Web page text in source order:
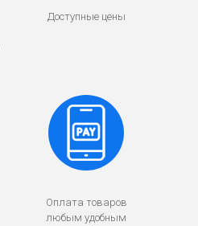
Доступные цены
Оплата товаров
любым удобным